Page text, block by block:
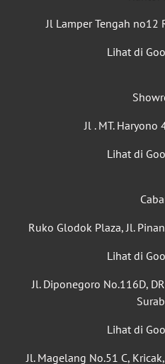
Jl Lamper Tengah no12
Lihat di
Jl . MT. Haryono
Lihat di
Ruko Glodok Plaza, Jl.
Lihat di
Jl. Diponegoro No.116D,
Lihat di
Jl. Magelang No.51 C,